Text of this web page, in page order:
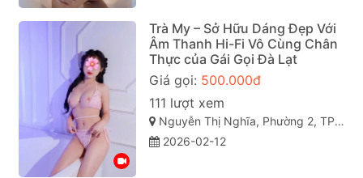
Trà My – Sở Hữu Dáng Đẹp Với
Âm Thanh Hi-Fi Vô Cùng Chân
Thực của Gái Gọi Đà Lạt
Giá gọi: 500.000đ
111 lượt xem
Nguyễn Thị Nghĩa, Phường 2, TP Đà Lạt, Lâm Đồng
2026-02-12